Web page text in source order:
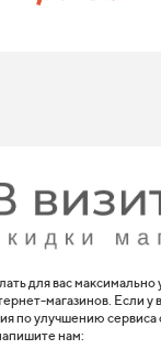
для вас
магазинов. Если у
по улучшению сервиса
нам: